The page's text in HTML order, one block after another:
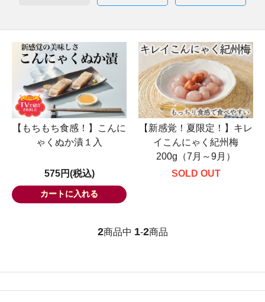
【もちもち食感！】こんに
ゃくぬか漬１入
575円(税込)
【新感覚！夏限定！】キレ
イこんにゃく紀州梅
200g（7月～9月）
SOLD OUT
2商品中 1-2商品